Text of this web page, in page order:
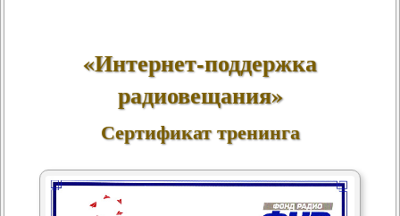
«Интернет-поддержка
радиовещания»
Сертификат тренинга